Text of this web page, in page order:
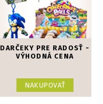
DARČEKY PRE RADOSŤ -
VÝHODNÁ CENA
NAKUPOVAŤ